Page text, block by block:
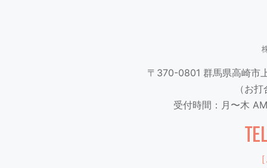
〒370-0801 群馬県高崎市
（お
受付時間：月〜木